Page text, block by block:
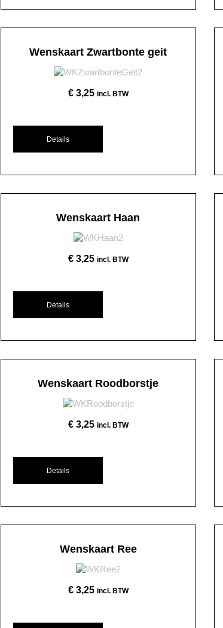
Wenskaart Zwartbonte geit
€3,25 incl. BTW
Details
Wenskaart Haan
€3,25 incl. BTW
Details
Wenskaart Roodborstje
€3,25 incl. BTW
Details
Wenskaart Ree
€3,25 incl. BTW